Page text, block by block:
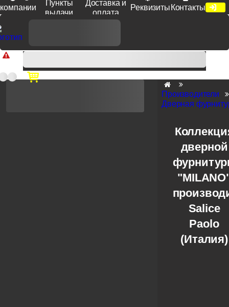
компании
Пункты
выдачи
Доставка и
оплата
Реквизиты Контакты
Доп. скидка от цен на сайте 7% при заказе от 50 тыс. руб
продукции Venezia, Fratelli, Tupai, Extreza, Melodia, Forme при
оплате по счету.
Производители
Дверная
дверной
Salice
Paolo
(Италия)